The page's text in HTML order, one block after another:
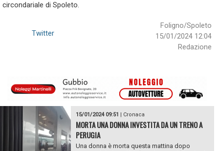
circondariale di Spoleto.
Foligno/Spoleto
15/01/2024 12:04
Redazione
Twitter
15/01/2024 09:51 Cronaca
MORTA UNA DONNA INVESTITA DA UN TRENO A
PERUGIA
Una donna è morta questa mattina dopo